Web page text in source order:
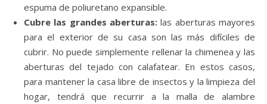
espuma de poliuretano expansible.
Cubre las grandes aberturas: las aberturas mayores
para el exterior de su casa son las más difíciles de
cubrir. No puede simplemente rellenar la chimenea y las
aberturas del tejado con calafatear. En estos casos,
para mantener la casa libre de insectos y la limpieza del
hogar, tendrá que recurrir a la malla de alambre